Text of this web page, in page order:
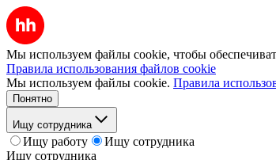
Мы используем файлы cookie, чтобы
Правила использования файлов cookie
Мы используем файлы cookie. Правила
Понятно
Ищу сотрудника
Ищу работу
Ищу сотрудника
Ищу сотрудника